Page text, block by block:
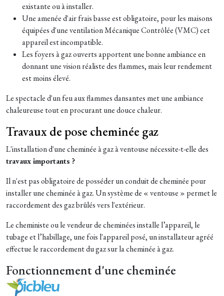
existante ou à installer.
Une amenée d'air frais basse est obligatoire, pour les maisons
équipées d'une ventilation Mécanique Contrôlée (VMC) cet
appareil est incompatible.
Les foyers à gaz ouverts apportent une bonne ambiance en
donnant une vision réaliste des flammes, mais leur rendement
est moins élevé.
Le spectacle d'un feu aux flammes dansantes met une ambiance
chaleureuse tout en procurant une douce chaleur.
Travaux de pose cheminée gaz
L'installation d'une cheminée à gaz à ventouse nécessite-t-elle des
travaux importants ?
Il n'est pas obligatoire de posséder un conduit de cheminée pour
installer une cheminée à gaz. Un système de « ventouse » permet le
raccordement des gaz brûlés vers l'extérieur.
Le cheministe ou le vendeur de cheminées installe l’appareil, le
tubage et l’habillage, une fois l'appareil posé, un installateur agréé
effectue le raccordement du gaz sur la cheminée à gaz.
Fonctionnement d'une cheminée